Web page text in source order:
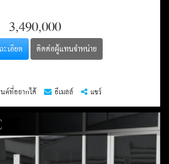
3,490,000
ะเอียด ติดต่อผู้แทนจำหน่าย
ต์ที่อยากได้ อีเมลล์ แชร์